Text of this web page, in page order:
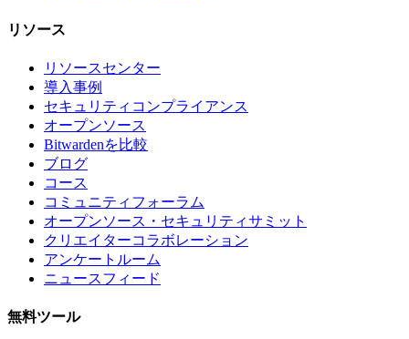
リソース
リソースセンター
導入事例
セキュリティコンプライアンス
オープンソース
Bitwardenを比較
ブログ
コース
コミュニティフォーラム
オープンソース・セキュリティサミット
クリエイターコラボレーション
アンケートルーム
ニュースフィード
無料ツール